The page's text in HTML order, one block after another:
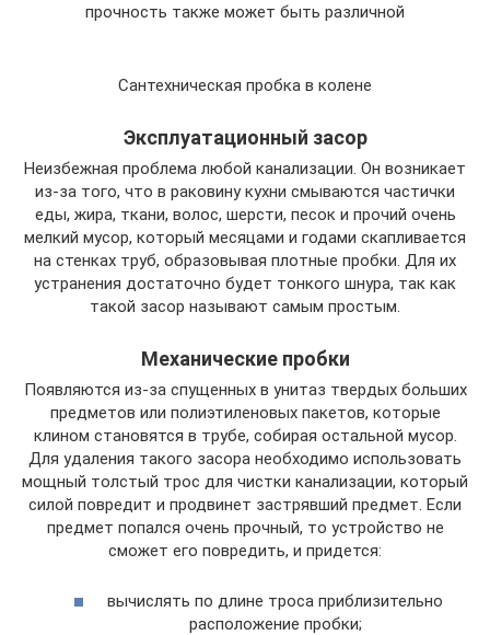
прочность также может быть различной
Сантехническая пробка в колене
Эксплуатационный засор
Неизбежная проблема любой канализации. Он возникает
из-за того, что в раковину кухни смываются частички
еды, жира, ткани, волос, шерсти, песок и прочий очень
мелкий мусор, который месяцами и годами скапливается
на стенках труб, образовывая плотные пробки. Для их
устранения достаточно будет тонкого шнура, так как
такой засор называют самым простым.
Механические пробки
Появляются из-за спущенных в унитаз твердых больших
предметов или полиэтиленовых пакетов, которые
клином становятся в трубе, собирая остальной мусор.
Для удаления такого засора необходимо использовать
мощный толстый трос для чистки канализации, который
силой повредит и продвинет застрявший предмет. Если
предмет попался очень прочный, то устройство не
сможет его повредить, и придется:
вычислять по длине троса приблизительно
расположение пробки;